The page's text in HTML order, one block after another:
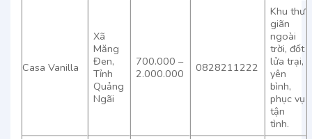
Casa Vanilla
Xã
Măng
Đen,
Tỉnh
Quảng
Ngãi
700.000 –
2.000.000
0828211222
Khu thư
giãn
ngoài
trời, đốt
lửa trại,
yên
bình,
phục vụ
tận
tình.